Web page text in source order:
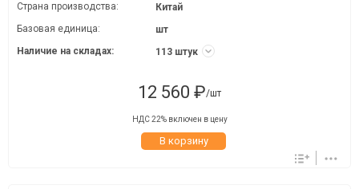
Страна производства:
Китай
Базовая единица:
шт
Наличие на складах:
113 штук
12 560 ₽/шт
НДС 22% включен в цену
В корзину